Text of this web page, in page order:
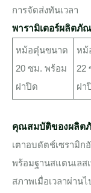
การจัดส่งทันเวลา
พารามิเตอร์ผลิตภั
หม้อตุ๋นขนาด
20 ซม. พร้อม
ฝาปิด
หม้
22
ฝา
คุณสมบัติของผลิต
เตาอบดัตช์เซรามิก
พร้อมฐานสแตนเลส
สภาพเมื่อเวลาผ่าน